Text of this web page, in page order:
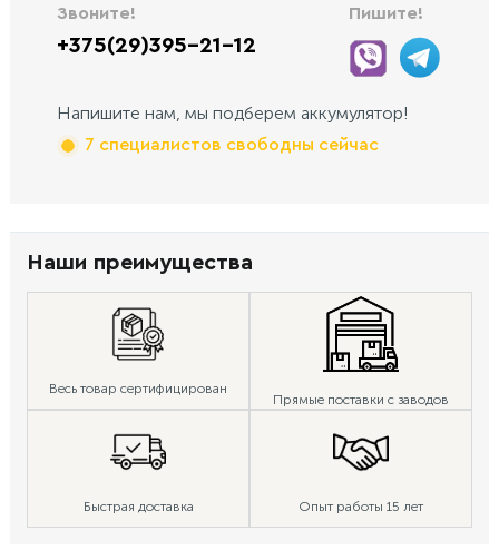
Звоните!
+375(29)395-21-12
Пишите!
Напишите нам, мы подберем аккумулятор!
7 специалистов свободны сейчас
Наши преимущества
Весь товар сертифицирован
Прямые поставки с заводов
Быстрая доставка Опыт работы 15 лет